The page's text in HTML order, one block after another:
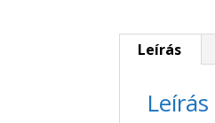
Leírás
Leírás